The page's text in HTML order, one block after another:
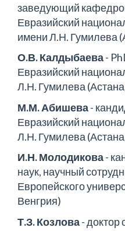
заведующий
Евразийский
имени Л.Н. Гумилева
О.В. Калдыбаева-
Евразийский
Л.Н. Гумилева
М.М. Абишева-
Евразийский
Л.Н. Гумилева
И.Н. Молодикова-
наук, научный
Европейского
Венгрия)
Т.З. Козлова- доктор